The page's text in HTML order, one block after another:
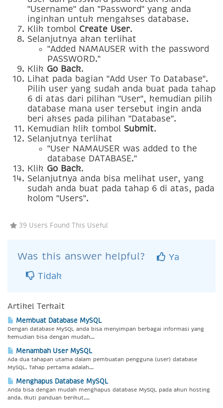
"Username" dan "Password" yang anda
inginkan untuk mengakses database.
Klik tombol Create User.
Selanjutnya akan terlihat
"Added NAMAUSER with the password
PASSWORD."
Klik Go Back.
Lihat pada bagian "Add User To Database".
Pilih user yang sudah anda buat pada tahap
6 di atas dari pilihan "User", kemudian pilih
database mana user tersebut ingin anda
beri akses pada pilihan "Database".
Kemudian klik tombol Submit.
Selanjutnya terlihat
"User NAMAUSER was added to the
database DATABASE."
Klik Go Back.
Selanjutnya anda bisa melihat user, yang
sudah anda buat pada tahap 6 di atas, pada
kolom "Users".
39 Users Found This Useful
Was this answer helpful? Ya
Tidak
Artikel Terkait
Membuat Database MySQL
Dengan database MySQL anda bisa menyimpan berbagai informasi yang
kemudian bisa dengan mudah...
Menambah User MySQL
Ada dua tahapan utama dalam pembuatan pengguna (user) database
MySQL. Tahap pertama adalah...
Menghapus Database MySQL
Anda bisa dengan mudah menghapus database MySQL pada akun hosting
anda. Ikuti panduan berikut....